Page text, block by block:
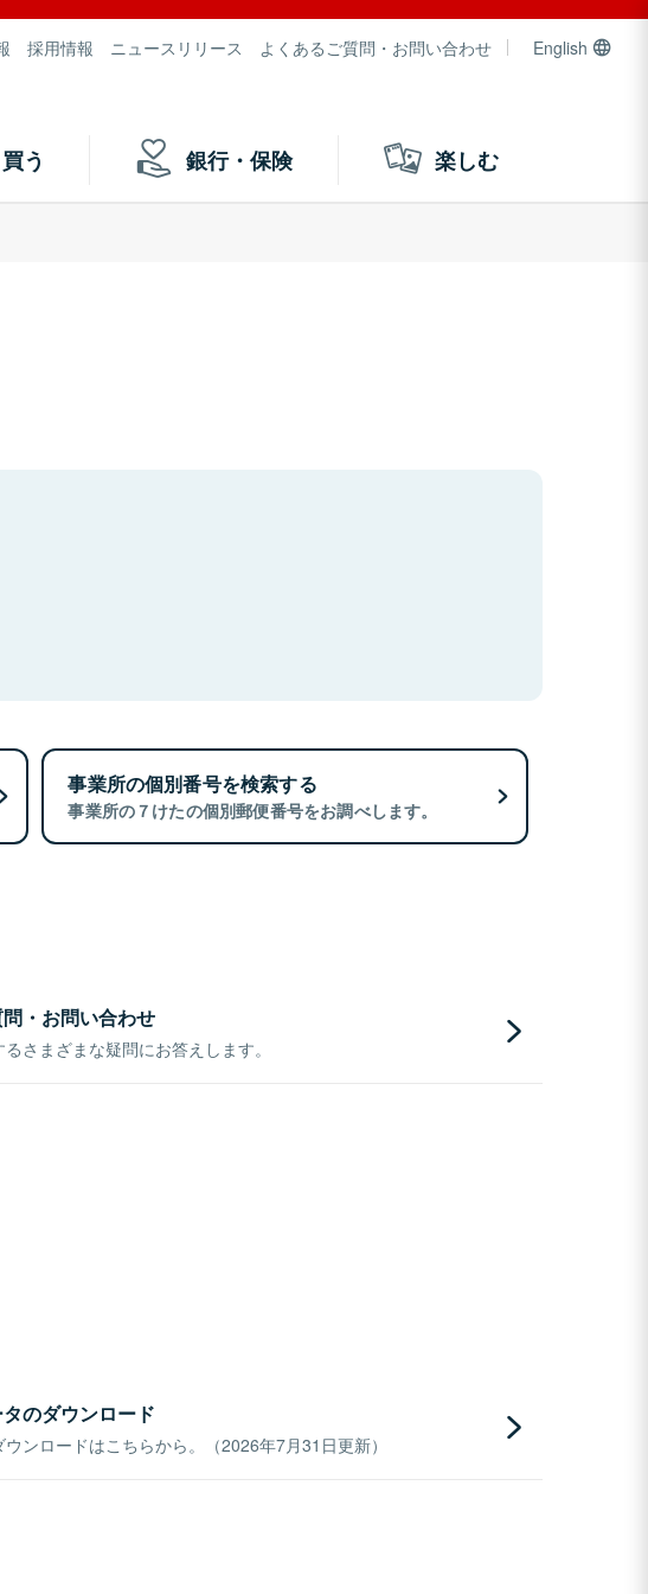
採用情報 ニュースリリース よくあるご質問・お問い合わせ English
買う 銀行・保険 楽しむ
事業所の個別番号を検索する
事業所の７けたの個別郵便番号をお調べします。
・お問い合わせ
さまざまな疑問にお答えします。
のダウンロード
ンロードはこちらから。（2026年7月31日更新）